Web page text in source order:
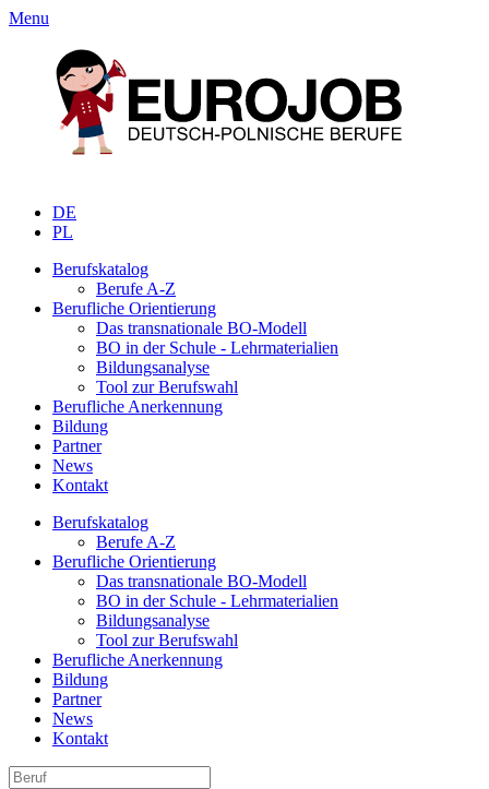
Menu
DE
PL
Berufskatalog
Berufe A-Z
Berufliche Orientierung
Das transnationale BO-Modell
BO in der Schule - Lehrmaterialien
Bildungsanalyse
Tool zur Berufswahl
Berufliche Anerkennung
Bildung
Partner
News
Kontakt
Berufskatalog
Berufe A-Z
Berufliche Orientierung
Das transnationale BO-Modell
BO in der Schule - Lehrmaterialien
Bildungsanalyse
Tool zur Berufswahl
Berufliche Anerkennung
Bildung
Partner
News
Kontakt